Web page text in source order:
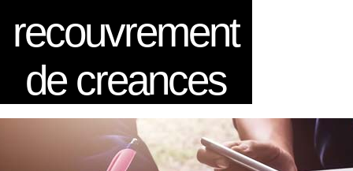
recouvrement
de creances